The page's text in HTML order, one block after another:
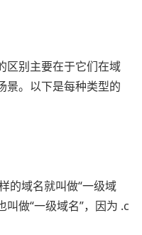
区别主要在于它们在域
景。以下是每种类型的
的域名就叫做“一级域
做“一级域名”，因为 .c